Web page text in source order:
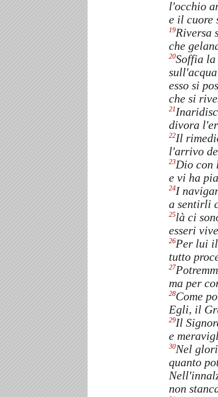
l'occhio
e il cuore
19Riversa
che
20Soffia
esso si
che si
21
divora
22Il
l'arrivo
23Dio con
e vi ha
24I
a sentirli
25là ci
esseri
26Per lui il
tutto
27
ma per
28Come
Egli, il
29Il
e
30Nel
quanto
non